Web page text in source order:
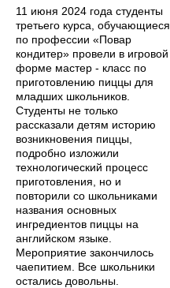
11 июня 2024 года студенты
третьего курса, обучающиеся
по профессии «Повар
кондитер» провели в игровой
форме мастер - класс по
приготовлению пиццы для
младших школьников.
Студенты не только
рассказали детям историю
возникновения пиццы,
подробно изложили
технологический процесс
приготовления, но и
повторили со школьниками
названия основных
ингредиентов пиццы на
английском языке.
Мероприятие закончилось
чаепитием. Все школьники
остались довольны.